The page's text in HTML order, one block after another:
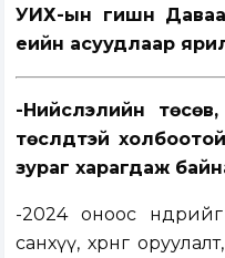
УИХ-ын гишүүн
үеийн асуудлаар
-Нийслэлийн
төслүүдтэй
зураг харагдаж
-2024 оноос
санхүү, хөрөнгө